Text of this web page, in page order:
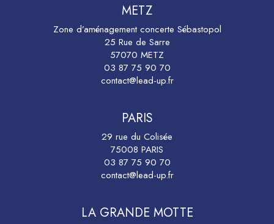
METZ
Zone d’aménagement concerte Sébastopol
25 Rue de Sarre
57070 METZ
03 87 75 90 70
contact@lead-up.fr
PARIS
29 rue du Colisée
75008 PARIS
03 87 75 90 70
contact@lead-up.fr
LA GRANDE MOTTE